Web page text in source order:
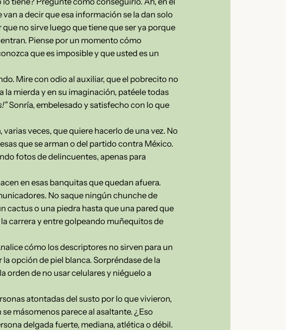
van a decir que esa información se la dan solo
no sirve luego que tiene que ser ya porque
Piense por un momento cómo
que es imposible y que usted es un
Mire con odio al auxiliar, que el pobrecito no
la mierda y en su imaginación, patéele todas
Sonría, embelesado y satisfecho con lo que
veces, que quiere hacerlo de una vez. No
que se arman o del partido contra México.
fotos de delincuentes, apenas para
en esas banquitas que quedan afuera.
No saque ningún chunche de
cactus o una piedra hasta que una pared que
carrera y entre golpeando muñequitos de
cómo los descriptores no sirven para un
opción de piel blanca. Sorpréndase de la
orden de no usar celulares y niéguelo a
atontadas del susto por lo que vivieron,
másomenos parece al asaltante. ¿Eso
delgada fuerte, mediana, atlética o débil.